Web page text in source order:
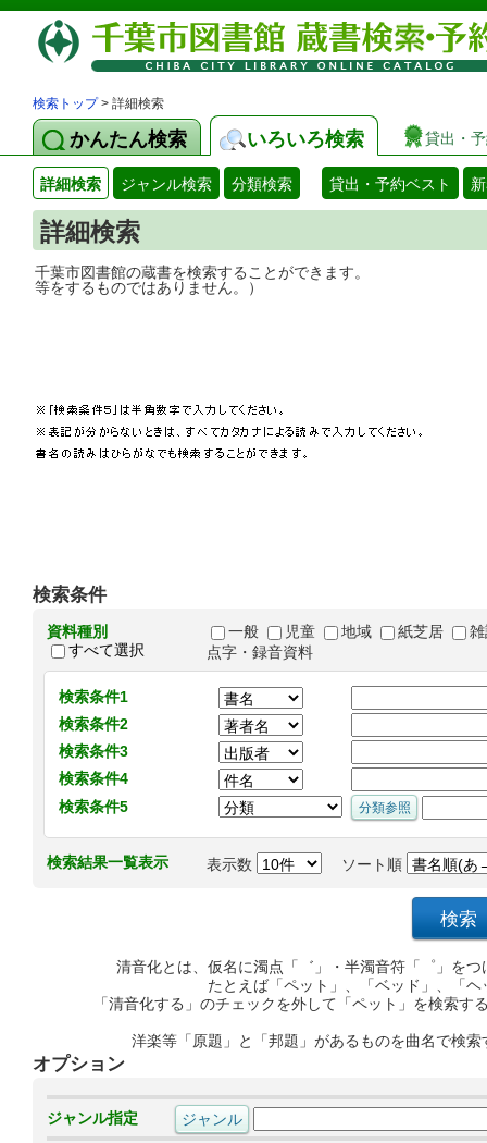
検索トップ> 詳細検索
かんたん検索 いろいろ検索 貸出・
詳細検索 ジャンル検索 分類検索 貸出・予約ベスト
詳細検索
千葉市図書館の蔵書を検索することがで
等をするものではありません。）
検索条件
資料種別
すべて選択
一般 児童 地域 紙芝居
点字・録音資料
検索条件1
検索条件2
検索条件3
検索条件4
検索条件5
検索結果一覧表示 表示数 ソート順
清音化とは、仮名に濁点「゛」・半濁音符「゜」を
たとえば「ペット」、「ベッド」、「
「清音化する」のチェックを外して「ペット」を検索
洋楽等「原題」と「邦題」があるものを曲名で検
オプション
ジャンル指定